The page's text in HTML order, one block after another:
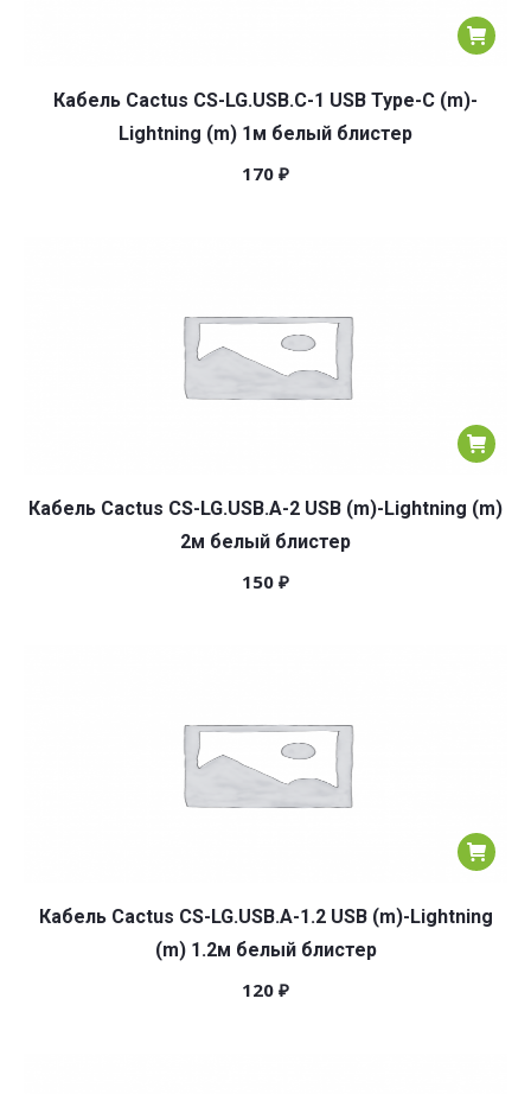
Кабель Cactus CS-LG.USB.C-1 USB Type-C (m)-
Lightning (m) 1м белый блистер
170 ₽
Кабель Cactus CS-LG.USB.A-2 USB (m)-Lightning (m)
2м белый блистер
150 ₽
Кабель Cactus CS-LG.USB.A-1.2 USB (m)-Lightning
(m) 1.2м белый блистер
120 ₽